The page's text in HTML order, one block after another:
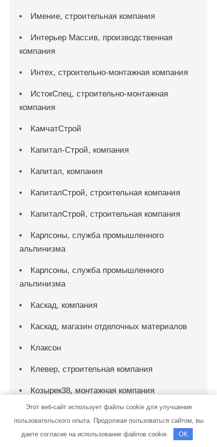
Имение, строительная компания
Интерьер Массив, производственная
компания
Интех, строительно-монтажная компания
ИстокСпец, строительно-монтажная
компания
КамчатСтрой
Капитал-Строй, компания
Капитал, компания
КапиталСтрой, строительная компания
КапиталСтрой, строительная компания
Карлсоны, служба промышленного
альпинизма
Карлсоны, служба промышленного
альпинизма
Каскад, компания
Каскад, магазин отделочных материалов
Клаксон
Клевер, строительная компания
Козырек38, монтажная компания
Командор Челябинск, торгово-
производственная компания
Этот веб-сайт использует файлы cookie для улучшения
пользовательского опыта. Продолжая пользоваться сайтом, вы
даете согласие на использование файлов cookie.
OK